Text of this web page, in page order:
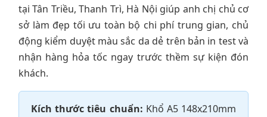
tại Tân Triều, Thanh Trì, Hà Nội giúp anh chị chủ cơ
sở làm đẹp tối ưu toàn bộ chi phí trung gian, chủ
động kiểm duyệt màu sắc da dẻ trên bản in test và
nhận hàng hỏa tốc ngay trước thềm sự kiện đón
khách.
Kích thước tiêu chuẩn: Khổ A5 148x210mm